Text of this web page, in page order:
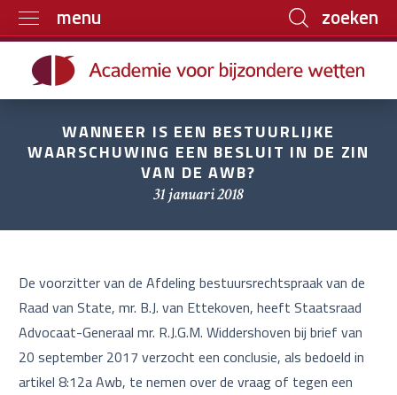
menu zoeken
Home
Boeken
Contact
WANNEER IS EEN BESTUURLIJKE
WAARSCHUWING EEN BESLUIT IN DE ZIN
VAN DE AWB?
31 januari 2018
De voorzitter van de Afdeling bestuursrechtspraak van de
Raad van State, mr. B.J. van Ettekoven, heeft Staatsraad
Advocaat-Generaal mr. R.J.G.M. Widdershoven bij brief van
20 september 2017 verzocht een conclusie, als bedoeld in
artikel 8:12a Awb, te nemen over de vraag of tegen een